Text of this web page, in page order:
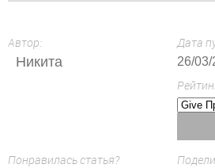
Автор:
Никита
Дата
26/03/
Понравилась статья?